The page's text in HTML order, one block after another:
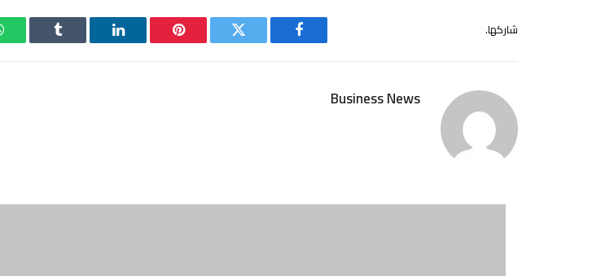
شاركها.
فيسبوك تويتر بينتيريستلينكدإن Tumblr
Business News